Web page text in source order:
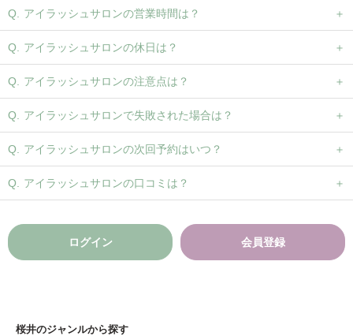
アイラッシュサロンの営業時間は？
アイラッシュサロンの休日は？
アイラッシュサロンの注意点は？
アイラッシュサロンで失敗された場合は？
アイラッシュサロンの次回予約はいつ？
アイラッシュサロンの口コミは？
ログイン 会員登録
桜井のジャンルから探す